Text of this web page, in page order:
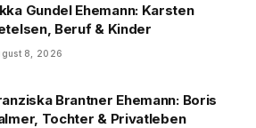
Gundel Ehemann: Karsten
Beruf & Kinder
8, 2026
Brantner Ehemann: Boris
Tochter & Privatleben